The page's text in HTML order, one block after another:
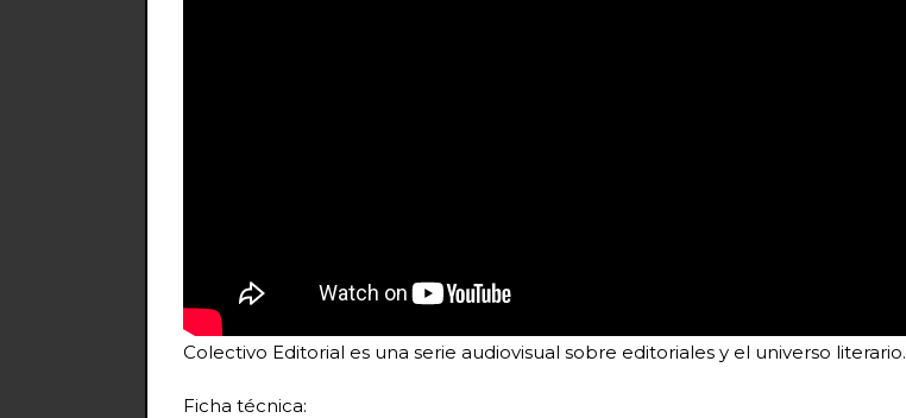
Colectivo Editorial es una serie audiovisual sobre editoriales y el universo literario.
Ficha técnica: